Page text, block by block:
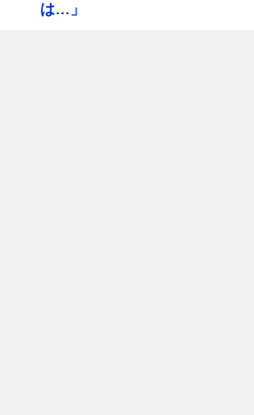
は…」